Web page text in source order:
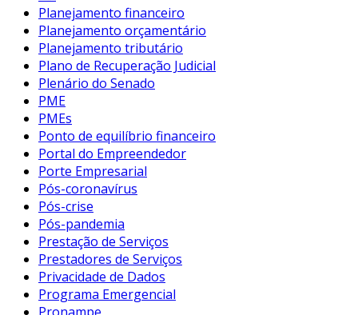
Planejamento financeiro
Planejamento orçamentário
Planejamento tributário
Plano de Recuperação Judicial
Plenário do Senado
PME
PMEs
Ponto de equilíbrio financeiro
Portal do Empreendedor
Porte Empresarial
Pós-coronavírus
Pós-crise
Pós-pandemia
Prestação de Serviços
Prestadores de Serviços
Privacidade de Dados
Programa Emergencial